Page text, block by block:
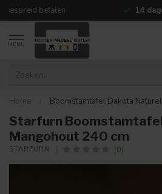
14 dagen bedenktijd!
MENU
Home Boomstamtafel Dakota
Starfurn
Mangohout 240 cm
STARFURN (0)